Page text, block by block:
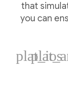
that
you can
plat_ios